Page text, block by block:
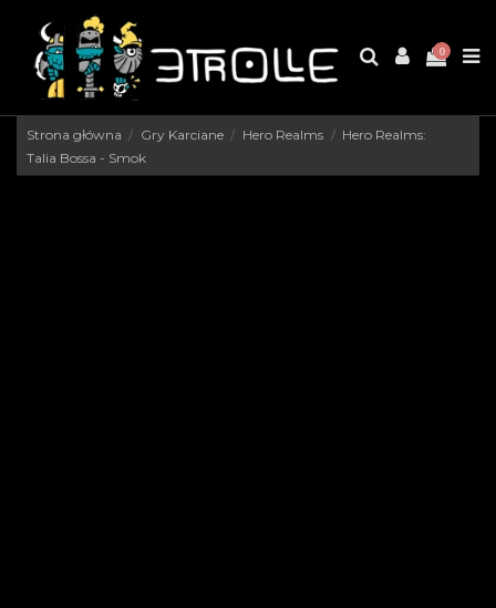
0
Strona główna Gry Karciane Hero Realms
Hero Realms:
Talia Bossa - Smok